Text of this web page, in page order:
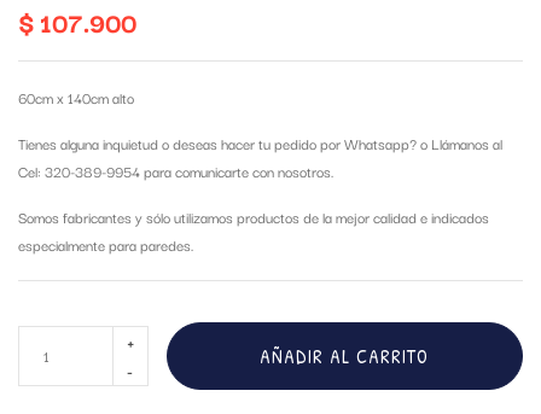
$107.900
60cm x 140cm alto
Tienes alguna inquietud o deseas hacer tu pedido por Whatsapp?o Llámanos al
Cel: 320-389-9954 para comunicarte con nosotros.
Somos fabricantes y sólo utilizamos productos de la mejor calidad e indicados
especialmente para paredes.
AÑADIR AL CARRITO